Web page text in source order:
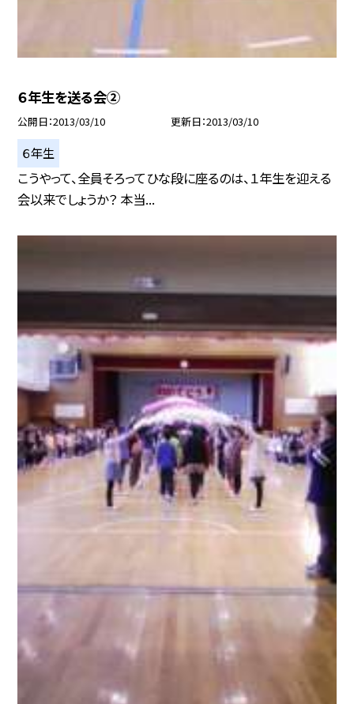
６年生を送る会②
公開日 2013/03/10 更新日 2013/03/10
６年生
こうやって、全員そろってひな段に座るのは、１年生を迎える
会以来でしょうか？ 本当...